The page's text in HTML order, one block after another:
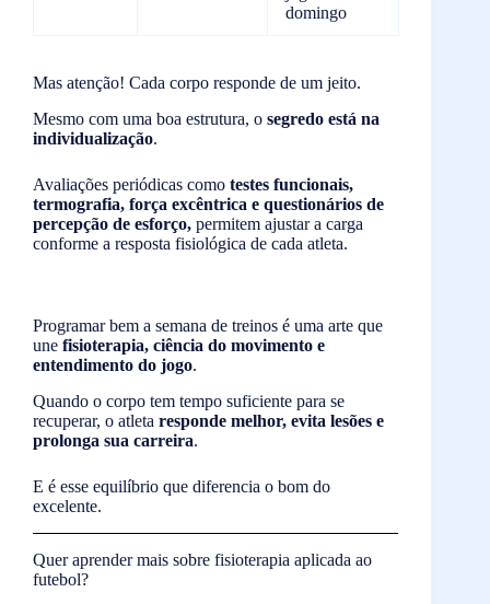
domingo
Mas atenção! Cada corpo responde de um jeito.
Mesmo com uma boa estrutura, o segredo está na
individualização.
Avaliações periódicas como testes funcionais,
termografia, força excêntrica e questionários de
percepção de esforço, permitem ajustar a carga
conforme a resposta fisiológica de cada atleta.
Programar bem a semana de treinos é uma arte que
une fisioterapia, ciência do movimento e
entendimento do jogo.
Quando o corpo tem tempo suficiente para se
recuperar, o atleta responde melhor, evita lesões e
prolonga sua carreira.
E é esse equilíbrio que diferencia o bom do
excelente.
Quer aprender mais sobre fisioterapia aplicada ao
futebol?